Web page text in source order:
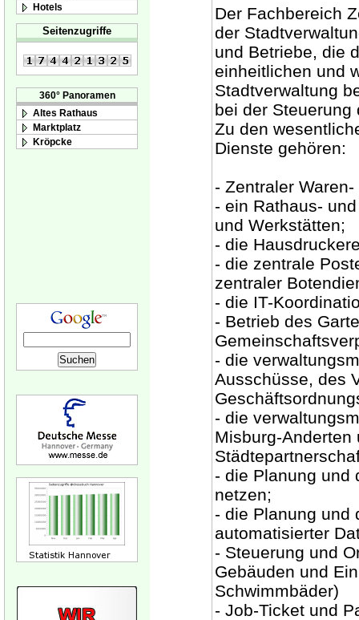
Hotels
Seitenzugriffe
360° Panoramen
Altes Rathaus
Marktplatz
Kröpcke
Der Fachbereich
der
und Betriebe, die
einheitlichen und
Stadtverwaltung
bei der Steuerung
Zu den
Dienste gehören:
- Zentraler
- ein Rathaus-
und Werkstätten;
- die
- die zentrale
zentraler
- die IT-
- Betrieb des
- die
Ausschüsse, des
- die
Misburg-Anderten
- die Planung und
netzen;
- die Planung und
automatisierter
- Steuerung und
Gebäuden und
Schwimmbäder)
- Job-Ticket und